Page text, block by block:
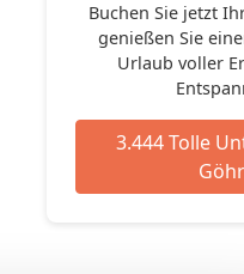
Buchen Sie jetzt
genießen Sie
Urlaub voller
3.444 Tolle